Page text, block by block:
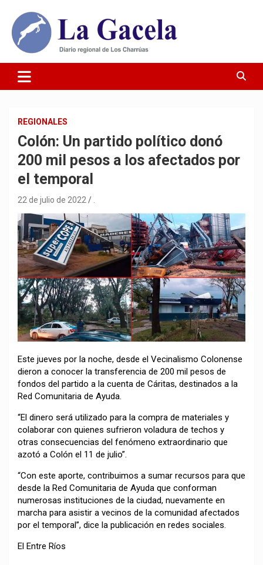
contenido
Diario La Gacela
REGIONALES
Colón: Un partido político donó
200 mil pesos a los afectados por
el temporal
22 de julio de 2022
Este jueves por la noche, desde el Vecinalismo Colonense
dieron a conocer la transferencia de 200 mil pesos de
fondos del partido a la cuenta de Cáritas, destinados a la
Red Comunitaria de Ayuda.
“El dinero será utilizado para la compra de materiales y
colaborar con quienes sufrieron voladura de techos y
otras consecuencias del fenómeno extraordinario que
azotó a Colón el 11 de julio”.
“Con este aporte, contribuimos a sumar recursos para que
desde la Red Comunitaria de Ayuda que conforman
numerosas instituciones de la ciudad, nuevamente en
marcha para asistir a vecinos de la comunidad afectados
por el temporal”, dice la publicación en redes sociales.
El Entre Ríos